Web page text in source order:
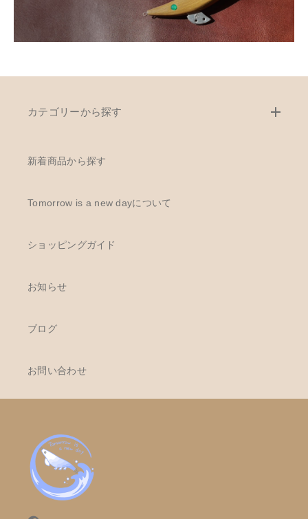
カテゴリーから探す
新着商品から探す
Tomorrow is a new dayについて
ショッピングガイド
お知らせ
ブログ
お問い合わせ